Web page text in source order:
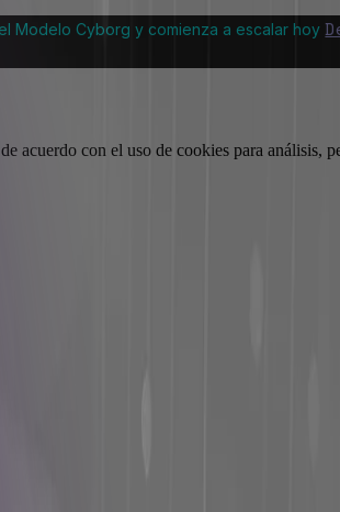
Modelo Cyborg y comienza a escalar hoy
acuerdo con el uso de cookies para análisis,